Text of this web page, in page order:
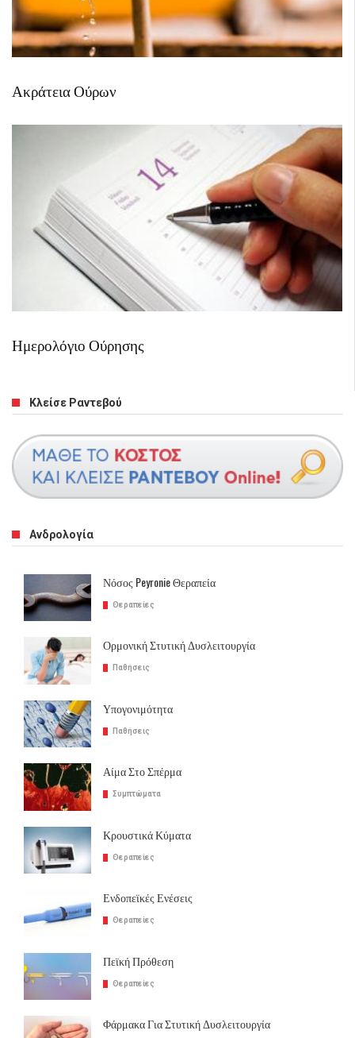
Ακράτεια Ούρων
Ημερολόγιο Ούρησης
Κλείσε Ραντεβού
Ανδρολογία
Νόσος Peyronie Θεραπεία
Θεραπείες
Ορμονική Στυτική Δυσλειτουργία
Παθήσεις
Υπογονιμότητα
Παθήσεις
Αίμα Στο Σπέρμα
Συμπτώματα
Κρουστικά Κύματα
Θεραπείες
Ενδοπεϊκές Ενέσεις
Θεραπείες
Πεϊκή Πρόθεση
Θεραπείες
Φάρμακα Για Στυτική Δυσλειτουργία